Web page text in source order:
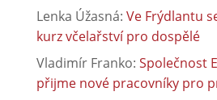
Lenka Úžasná: Ve Frýdlantu
kurz včelařství pro dospělé
Vladimír Franko: Společnost
přijme nové pracovníky pro